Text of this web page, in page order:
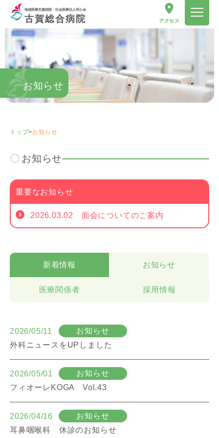
地域医療支援病院・社会医療法人同心会
古賀総合病院 アクセス
お知らせ
トップ>お知らせ
お知らせ
重要なお知らせ
2026.03.02 面会についてのご案内
新着情報 お知らせ
医療関係者 採用情報
2026/05/11
お知らせ
外科ニュースをUPしました
2026/05/01
お知らせ
フィオーレKOGA Vol.43
2026/04/16
お知らせ
耳鼻咽喉科 休診のお知らせ